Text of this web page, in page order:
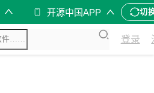
开源中国APP 切
登录